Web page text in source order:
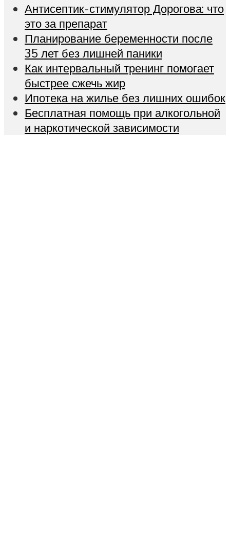
Антисептик-стимулятор Дорогова: что
это за препарат
Планирование беременности после
35 лет без лишней паники
Как интервальный тренинг помогает
быстрее сжечь жир
Ипотека на жилье без лишних ошибок
Бесплатная помощь при алкогольной
и наркотической зависимости